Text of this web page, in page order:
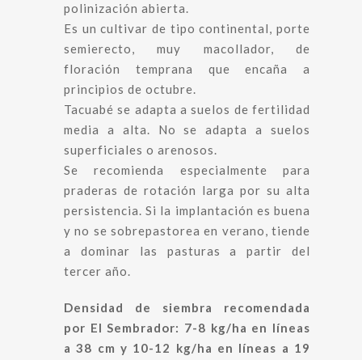
polinización abierta.
Es un cultivar de tipo continental, porte
semierecto, muy macollador, de
floración temprana que encaña a
principios de octubre.
Tacuabé se adapta a suelos de fertilidad
media a alta. No se adapta a suelos
superficiales o arenosos.
Se recomienda especialmente para
praderas de rotación larga por su alta
persistencia. Si la implantación es buena
y no se sobrepastorea en verano, tiende
a dominar las pasturas a partir del
tercer año.
Densidad de siembra recomendada
por El Sembrador: 7-8 kg/ha en líneas
a 38 cm y 10-12 kg/ha en líneas a 19